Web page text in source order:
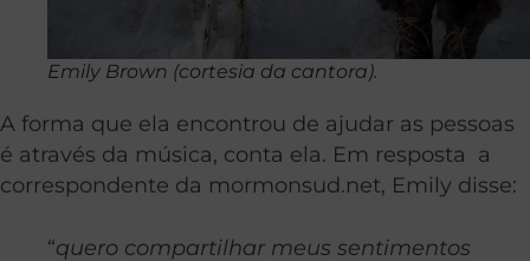
Emily Brown (cortesia da cantora).
A forma que ela encontrou de ajudar as pessoas
é através da música, conta ela. Em resposta a
correspondente da mormonsud.net, Emily disse:
“quero compartilhar meus sentimentos